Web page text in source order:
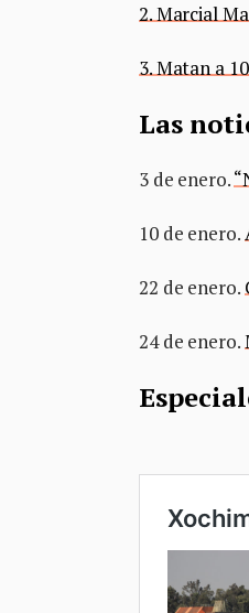
2. Marcial
3. Matan a
Las
3 de enero.
10 de enero.
22 de enero.
24 de enero.